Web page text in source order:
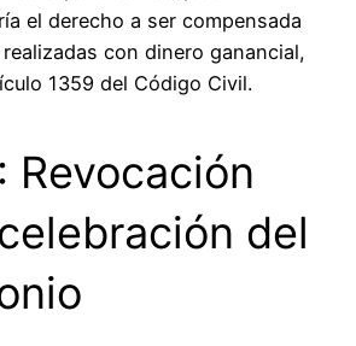
el derecho a ser compensada
con dinero ganancial,
1359 del Código Civil.
Revocación
del